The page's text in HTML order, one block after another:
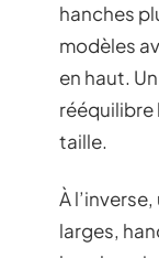
hanches
modèles
en haut.
rééquilibre
taille.
À
larges,